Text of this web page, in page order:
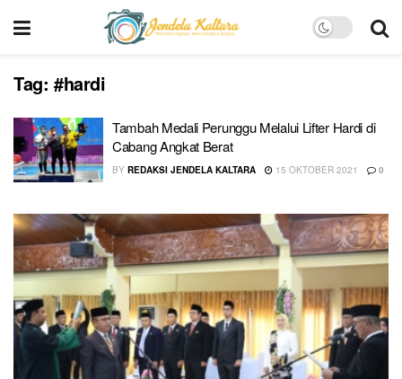
Tag: #hardi
Tambah Medali Perunggu Melalui Lifter Hardi di
Cabang Angkat Berat
BY REDAKSI JENDELA KALTARA 15 OKTOBER 2021 0